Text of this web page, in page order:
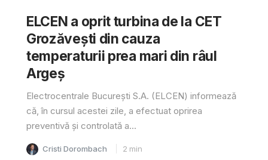
ELCEN a oprit turbina de la CET
Grozăvești din cauza
temperaturii prea mari din râul
Argeș
Electrocentrale București S.A. (ELCEN) informează
că, în cursul acestei zile, a efectuat oprirea
preventivă și controlată a...
Cristi Dorombach 2 min